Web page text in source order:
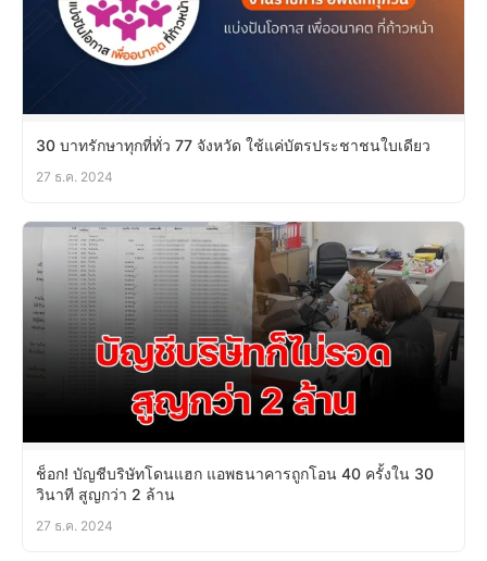
30 บาทรักษาทุกที่ทั่ว 77 จังหวัด ใช้แค่บัตรประชาชนใบเดียว
27 ธ.ค. 2024
ช็อก! บัญชีบริษัทโดนแฮก แอพธนาคารถูกโอน 40 ครั้งใน 30
วินาที สูญกว่า 2 ล้าน
27 ธ.ค. 2024